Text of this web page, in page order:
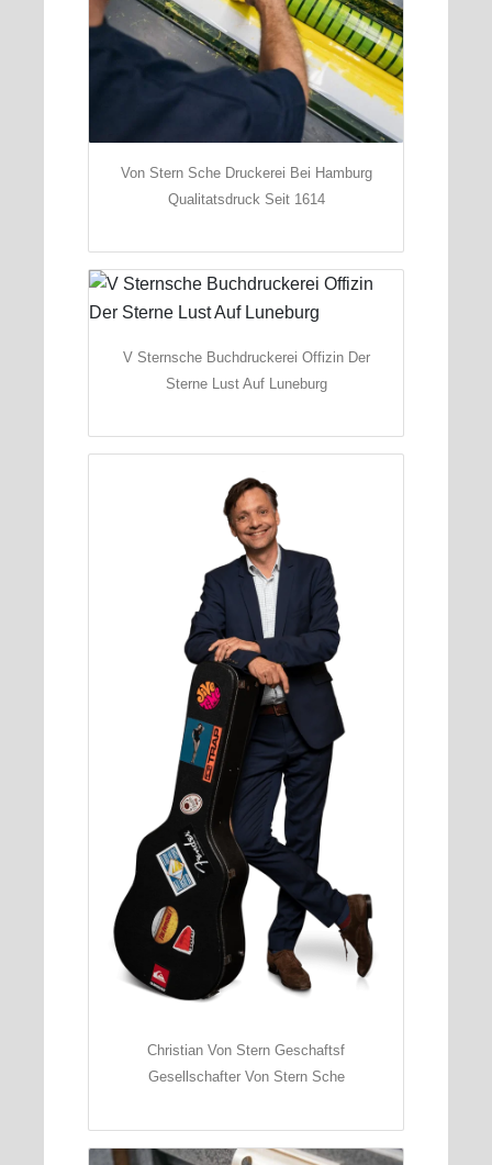
Von Stern Sche Druckerei Bei Hamburg
Qualitatsdruck Seit 1614
V Sternsche Buchdruckerei Offizin Der
Sterne Lust Auf Luneburg
Christian Von Stern Geschaftsf
Gesellschafter Von Stern Sche